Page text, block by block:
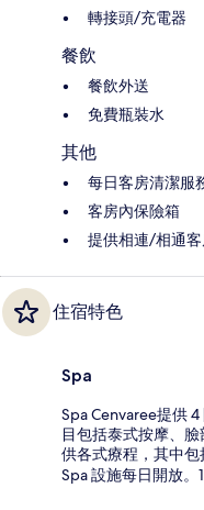
轉接頭/充電器
餐飲
餐飲外送
免費瓶裝水
其他
每日客房清潔服
客房內保險箱
提供相連/相通
住宿特色
Spa
Spa Cenvaree提供
目包括泰式按摩、
供各式療程，其中包
Spa 設施每日開放。